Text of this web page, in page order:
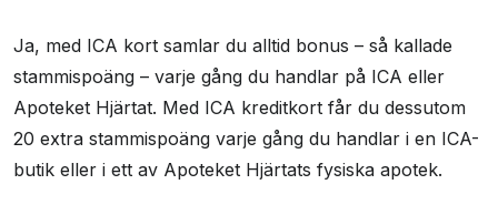
Vilka försäkringar ingår?
Hur hög är räntan på ICA Banken kreditkort?
Vilka krav måste uppfyllas?
Hur bra är ICA bankens kontakt & kundtjänst?
Ja, med ICA kort samlar du alltid bonus – så kallade
stammispoäng – varje gång du handlar på ICA eller
Apoteket Hjärtat. Med ICA kreditkort får du dessutom
20 extra stammispoäng varje gång du handlar i en ICA-
butik eller i ett av Apoteket Hjärtats fysiska apotek.